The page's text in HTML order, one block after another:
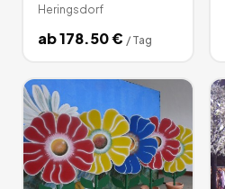
Heringsdorf
ab178.50€ / Tag